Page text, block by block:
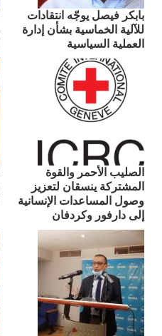
بابكر فيصل يوجّه انتقادات
للآلية الخماسية بشأن إدارة
العملية السياسية
الصليب الأحمر والقوة
المشتركة ينسقان لتعزيز
وصول المساعدات الإنسانية
إلى دارفور وكردفان